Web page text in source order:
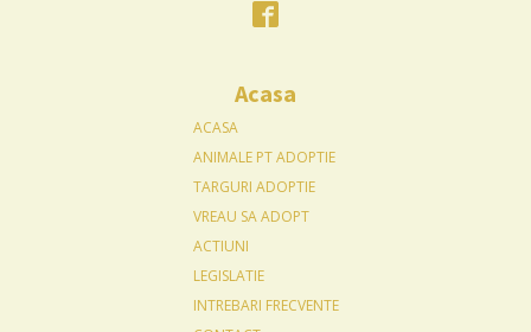
Acasa
ACASA
ANIMALE PT ADOPTIE
TARGURI ADOPTIE
VREAU SA ADOPT
ACTIUNI
LEGISLATIE
INTREBARI FRECVENTE